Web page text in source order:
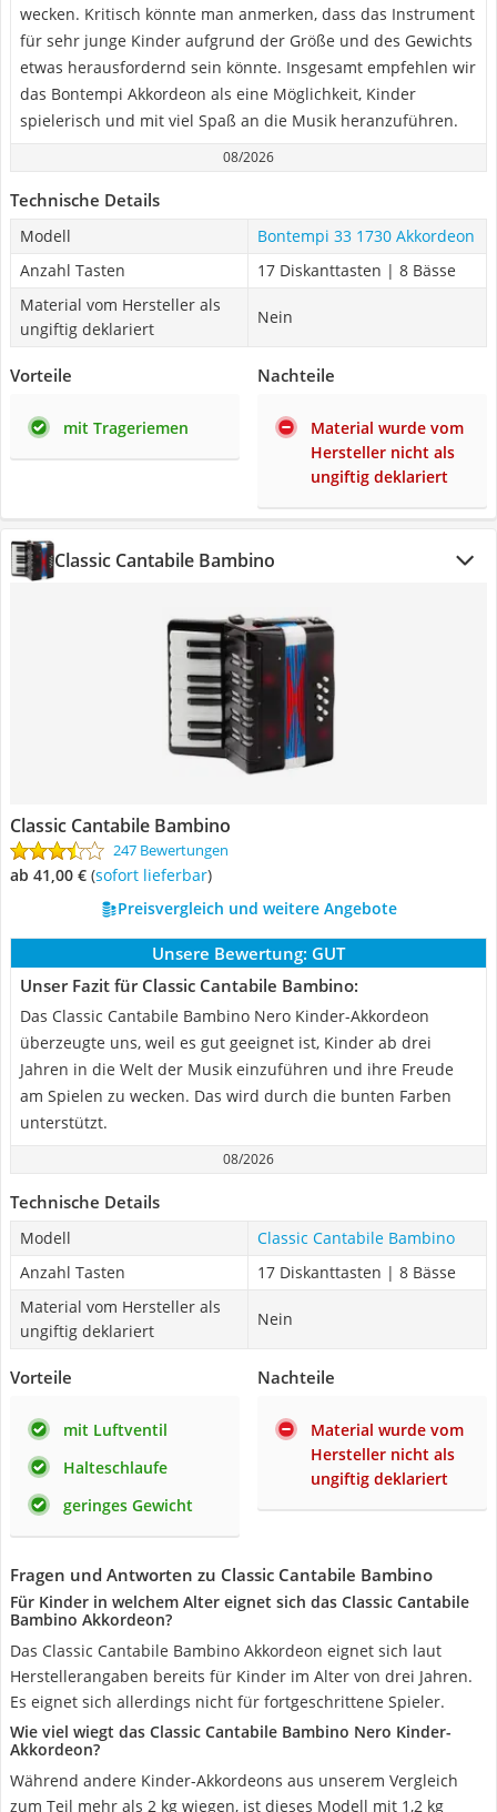
wecken. Kritisch könnte man anmerken, dass das Instrument
für sehr junge Kinder aufgrund der Größe und des Gewichts
etwas herausfordernd sein könnte. Insgesamt empfehlen wir
das Bontempi Akkordeon als eine Möglichkeit, Kinder
spielerisch und mit viel Spaß an die Musik heranzuführen.
08/2026
Technische Details
Modell
Bontempi 33 1730 Akkordeon
Anzahl Tasten
17 Diskanttasten | 8 Bässe
Material vom Hersteller als
ungiftig deklariert
Nein
Vorteile
mit Trageriemen
Nachteile
Material wurde vom
Hersteller nicht als
ungiftig deklariert
Classic Cantabile Bambino
Classic Cantabile Bambino
247 Bewertungen
ab 41,00 € ( Sofort lieferbar)
Preisvergleich und weitere Angebote
Unsere Bewertung: GUT
Unser Fazit für Classic Cantabile Bambino:
Das Classic Cantabile Bambino Nero Kinder-Akkordeon
überzeugte uns, weil es gut geeignet ist, Kinder ab drei
Jahren in die Welt der Musik einzuführen und ihre Freude
am Spielen zu wecken. Das wird durch die bunten Farben
unterstützt.
08/2026
Technische Details
Modell
Classic Cantabile Bambino
Anzahl Tasten
17 Diskanttasten | 8 Bässe
Material vom Hersteller als
ungiftig deklariert
Nein
Vorteile
mit Luftventil
Halteschlaufe
geringes Gewicht
Nachteile
Material wurde vom
Hersteller nicht als
ungiftig deklariert
Fragen und Antworten zu Classic Cantabile Bambino
Für Kinder in welchem Alter eignet sich das Classic Cantabile
Bambino Akkordeon?
Das Classic Cantabile Bambino Akkordeon eignet sich laut
Herstellerangaben bereits für Kinder im Alter von drei Jahren.
Es eignet sich allerdings nicht für fortgeschrittene Spieler.
Wie viel wiegt das Classic Cantabile Bambino Nero Kinder-
Akkordeon?
Während andere Kinder-Akkordeons aus unserem Vergleich
zum Teil mehr als 2 kg wiegen, ist dieses Modell mit 1,2 kg